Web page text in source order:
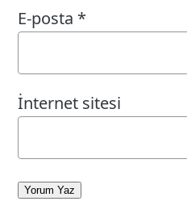
E-posta *
İnternet sitesi
Yorum Yaz